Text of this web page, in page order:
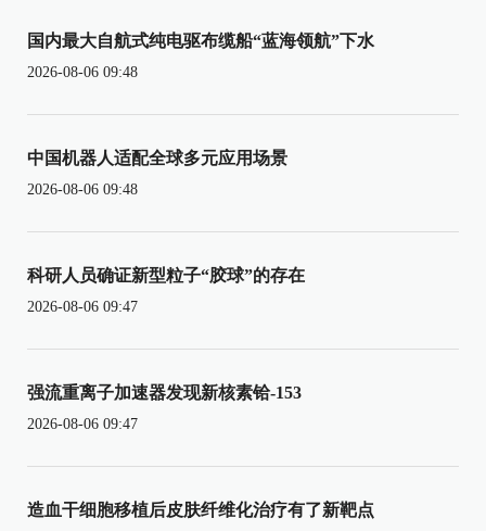
国内最大自航式纯电驱布缆船“蓝海领航”下水
2026-08-06 09:48
中国机器人适配全球多元应用场景
2026-08-06 09:48
科研人员确证新型粒子“胶球”的存在
2026-08-06 09:47
强流重离子加速器发现新核素铪-153
2026-08-06 09:47
造血干细胞移植后皮肤纤维化治疗有了新靶点